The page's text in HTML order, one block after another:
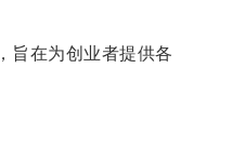
在为创业者提供各